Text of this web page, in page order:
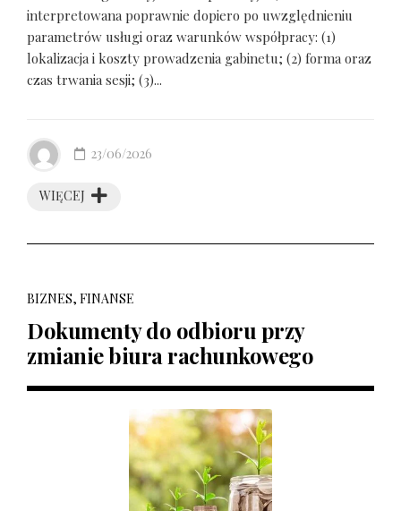
interpretowana poprawnie dopiero po uwzględnieniu
parametrów usługi oraz warunków współpracy: (1)
lokalizacja i koszty prowadzenia gabinetu; (2) forma oraz
czas trwania sesji; (3)...
WIĘCEJ
23/06/2026
BIZNES, FINANSE
Dokumenty do odbioru przy
zmianie biura rachunkowego